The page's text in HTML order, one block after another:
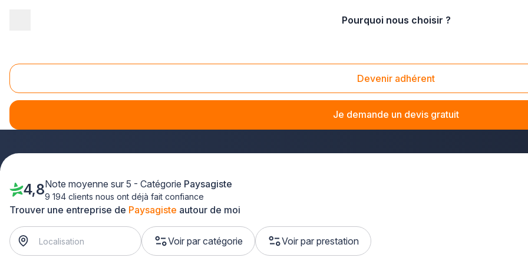
Pourquoi nous choisir ?
Devenir adhérent
Je demande un devis gratuit
Paysagiste
Transformez votre espace extérieur en un paradis vert avec les meilleurs adhérents Plus que pro en matière de
Cesartisans paysagistes experts, sélectionnés rigoureusement sont à portée de mainpour tous travaux de
clients comme le prouve les avis contrôlés. Découvrez ces professionnels proches de chez vous etoffrez une seconde
Trouver une entreprise de Paysagiste autour de moi
Voir par catégorie Voir par prestation
4,8Note moyenne sur 5 - Catégorie Paysagiste
9 194 clients nous ont déjà fait confiance